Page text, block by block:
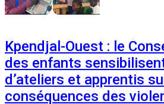
Kpendjal-Ouest : le
des enfants
d’ateliers et apprentis
conséquences des